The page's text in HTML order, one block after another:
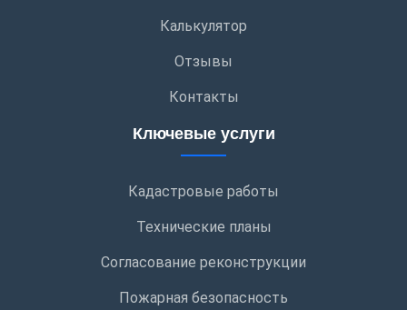
Калькулятор
Отзывы
Контакты
Ключевые услуги
Кадастровые работы
Технические планы
Согласование реконструкции
Пожарная безопасность